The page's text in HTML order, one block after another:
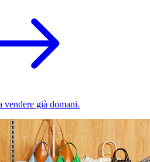
vendere già domani.